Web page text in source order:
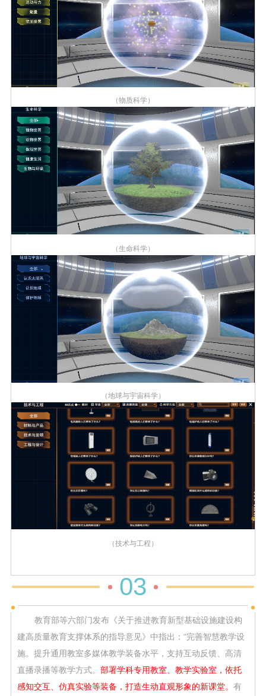
（物质科学）
（生命科学）
（地球与宇宙科学）
（技术与工程）
03
教育部等六部门发布《关于推进教育新型基础设施建设构
建高质量教育支撑体系的指导意见》中指出：“完善智慧教学设
施。提升通用教室多媒体教学装备水平，支持互动反馈、高清
直播录播等教学方式。 部署学科专用教室、教学实验室，依托
感知交互、仿真实验等装备，打造生动直观形象的新课堂。 有